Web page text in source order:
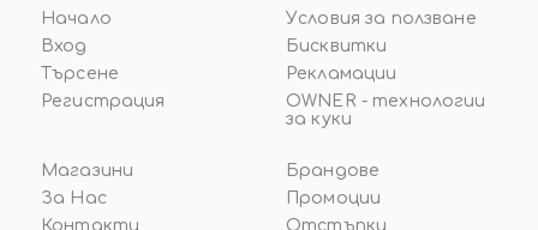
Начало
Вход
Търсене
Регистрация
Условия за ползване
Бисквитки
Рекламации
OWNER - технологии
за куки
Магазини
За Нас
Контакти
Брандове
Промоции
Отстъпки